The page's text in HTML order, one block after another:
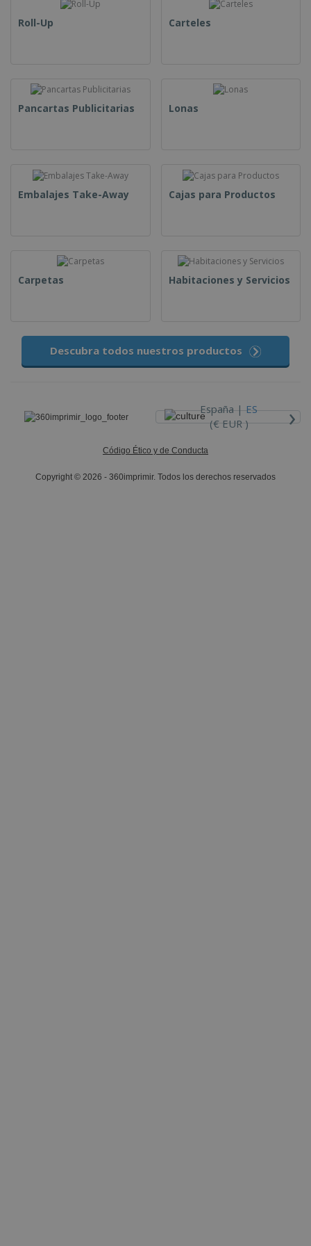
Roll-Up Carteles
Pancartas Publicitarias Lonas
Embalajes Take-Away Cajas para Productos
Carpetas Habitaciones y Servicios
Descubra todos nuestros productos
España |ES
(€ EUR )
›
Código Ético y de Conducta
Copyright © 2026 - 360imprimir. Todos los derechos reservados